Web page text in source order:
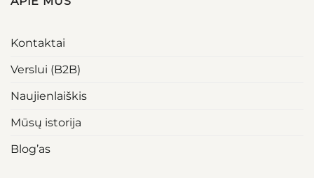
Kontaktai
Verslui (B2B)
Naujienlaiškis
Mūsų istorija
Blog’as